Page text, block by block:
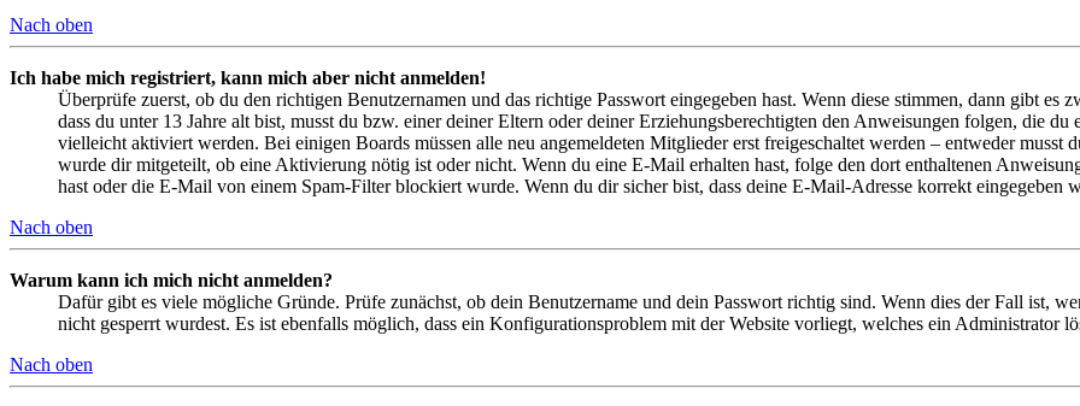
Nach oben
Ich habe mich registriert, kann mich aber nicht anmelden!
Überprüfe zuerst, ob du den richtigen Benutzernamen und das richtige Passwort eingegeben hast. Wenn diese stimmen, dann gibt es
dass du unter 13 Jahre alt bist, musst du bzw. einer deiner Eltern oder deiner Erziehungsberechtigten den Anweisungen folgen, die
vielleicht aktiviert werden. Bei einigen Boards müssen alle neu angemeldeten Mitglieder erst freigeschaltet werden – entweder musst
wurde dir mitgeteilt, ob eine Aktivierung nötig ist oder nicht. Wenn du eine E-Mail erhalten hast, folge den dort enthaltenen
hast oder die E-Mail von einem Spam-Filter blockiert wurde. Wenn du dir sicher bist, dass deine E-Mail-Adresse korrekt eingegeben
Nach oben
Warum kann ich mich nicht anmelden?
Dafür gibt es viele mögliche Gründe. Prüfe zunächst, ob dein Benutzername und dein Passwort richtig sind. Wenn dies der Fall ist,
nicht gesperrt wurdest. Es ist ebenfalls möglich, dass ein Konfigurationsproblem mit der Website vorliegt, welches ein Administrator
Nach oben